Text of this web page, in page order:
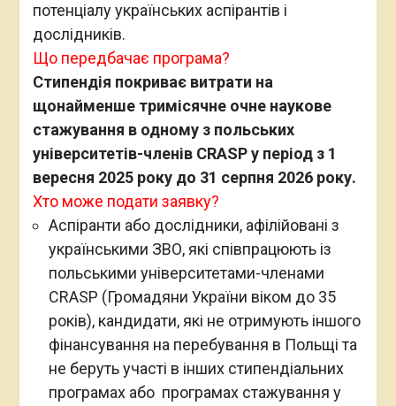
потенціалу українських аспірантів і
дослідників.
Що передбачає програма?
Стипендія покриває витрати на
щонайменше тримісячне очне наукове
стажування в одному з польських
університетів-членів CRASP у період з 1
вересня 2025 року до 31 серпня 2026 року.
Хто може подати заявку?
Аспіранти або дослідники, афілійовані з
українськими ЗВО, які співпрацюють із
польськими університетами-членами
CRASP (Громадяни України віком до 35
років), кандидати, які не отримують іншого
фінансування на перебування в Польщі та
не беруть участі в інших стипендіальних
програмах або програмах стажування у